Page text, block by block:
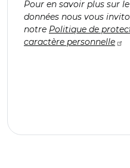
Pour en savoir plus sur
données nous vous
notre Politique de
caractère personnelle